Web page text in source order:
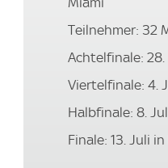
Teilnehmer: 32
Achtelfinale: 28.
Viertelfinale: 4.
Halbfinale: 8.
Finale: 13. Juli